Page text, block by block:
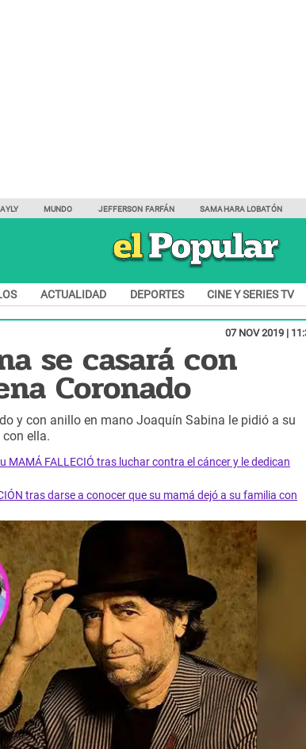
MUNDO JEFFERSON FARFÁN SAMAHARA LOBATÓN
ACTUALIDAD DEPORTES CINE Y SERIES TV
07 NOV 2019 |
se casará con
Coronado
y con anillo en mano Joaquín Sabina le pidió a su
ella.
MAMÁ FALLECIÓ tras luchar contra el cáncer y le dedican
tras darse a conocer que su mamá dejó a su familia con